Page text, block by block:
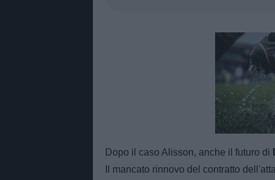
Unmute
Dopo il caso Alisson, anche il futuro di
Il mancato rinnovo del contratto